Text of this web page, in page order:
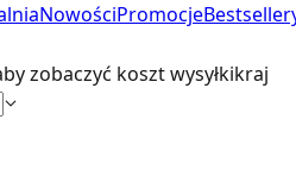
NowościPromocje
zobaczyć koszt wysyłkikraj